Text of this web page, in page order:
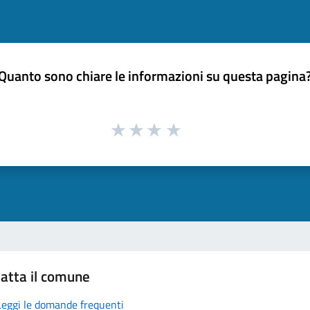
sono chiare le informazioni su questa
il comune
le domande frequenti